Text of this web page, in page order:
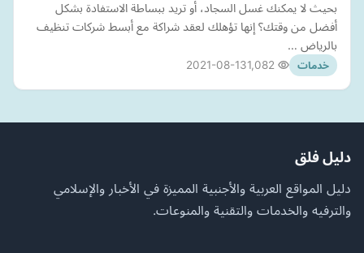
بحيث لا يمكنك غسل السجاد، أو تريد ببساطة الاستفادة بشكل
أفضل من وقتك؟ إنها تؤهلك لعقد شراكة مع أبسط شركات تنظيف
بالرياض …
خدمات 2021-08-13
دليل فلق
دليل المواقع العربية والأجنبية المميزة في الأخبار والإسلامي
والترفيه والخدمات والتقنية والمنوعات.